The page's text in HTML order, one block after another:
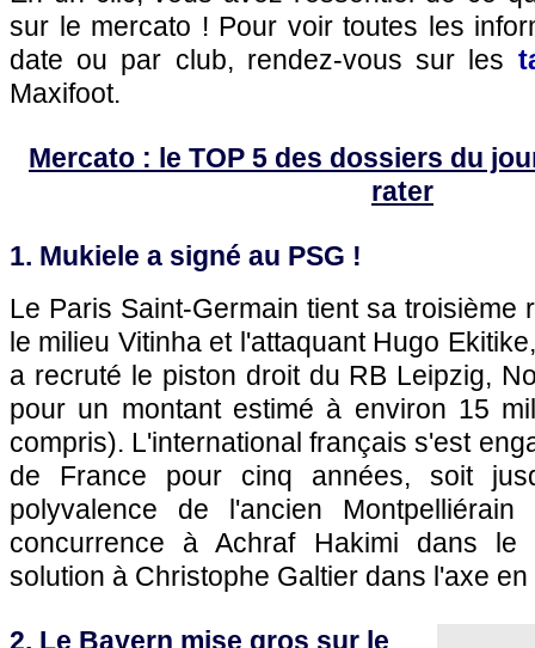
sur le mercato ! Pour voir toutes les
date ou par club, rendez-vous sur les
Maxifoot.
Mercato : le TOP 5 des dossiers du
rater
1. Mukiele a signé au PSG !
Le Paris Saint-Germain tient sa troisième
le milieu Vitinha et l'attaquant Hugo
a recruté le piston droit du RB Leipzig,
pour un montant estimé à environ 15
compris). L'international français s'est
de France pour cinq années, soit
polyvalence de l'ancien
concurrence à Achraf Hakimi dans
solution à Christophe Galtier dans l'axe
2. Le Bayern mise gros sur le